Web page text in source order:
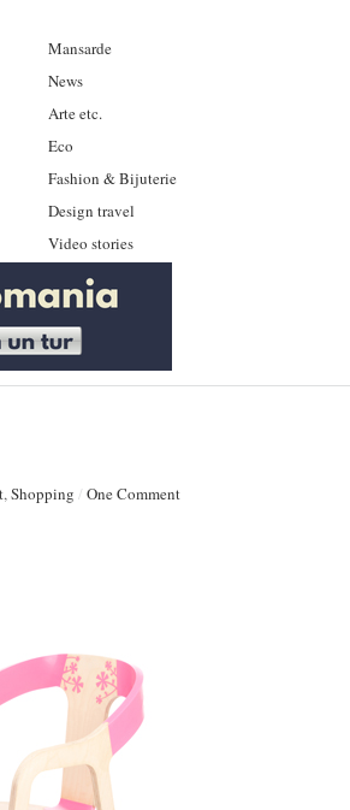
Mansarde
News
Arte etc.
Eco
Fashion & Bijuterie
Design travel
Video stories
,Shopping / One Comment